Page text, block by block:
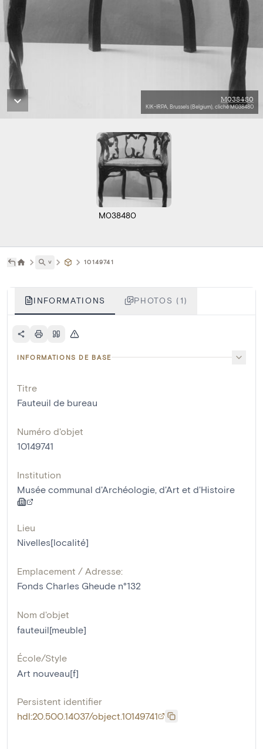
M038480
KIK-IRPA, Brussels (Belgium), cliché M038480
M038480
˅ 10149741
INFORMATIONS PHOTOS (1)
INFORMATIONS DE BASE
Titre
Fauteuil de bureau
Numéro d'objet
10149741
Institution
Musée communal d'Archéologie, d'Art et d'Histoire
Lieu
Nivelles[localité]
Emplacement / Adresse:
Fonds Charles Gheude n°132
Nom d'objet
fauteuil[meuble]
École/Style
Art nouveau[f]
Persistent identifier
hdl:20.500.14037/object.10149741